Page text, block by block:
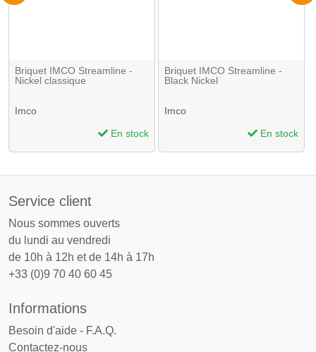
Briquet IMCO Streamline -
Nickel classique
Imco
En stock
Briquet IMCO Streamline -
Black Nickel
Imco
En stock
Service client
Nous sommes ouverts
du lundi au vendredi
de 10h à 12h et de 14h à 17h
+33 (0)9 70 40 60 45
Informations
Besoin d'aide - F.A.Q.
Contactez-nous